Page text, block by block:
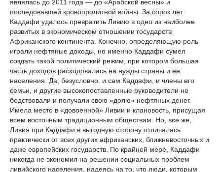
являлась до 2011 года — до «Арабской весны» и
последовавшей кровопролитной войны. За сорок лет
Каддафи удалось превратить Ливию в одно из наиболее
развитых в экономическом отношении государств
Африканского континента. Конечно, определяющую роль
играли нефтяные доходы, но именно Каддафи сумел
создать такой политический режим, при котором большая
часть доходов расходовалась на нужды страны и ее
населения. Да, безусловно, и сам Каддафи, и члены его
семьи, и другие высокопоставленные руководители не
бедствовали и получали свою «долю» нефтяных денег.
Имела место в «довоенной» Ливии и клановость, присущая
всем восточным традиционным обществам. Но, все же,
Ливия при Каддафи в выгодную сторону отличалась
практически от всех других африканских, ближневосточных и
даже европейских государств. По крайней мере, Каддафи
никогда не экономил на решении социальных проблем
ливийского населения, надеясь на то, что люди, которым